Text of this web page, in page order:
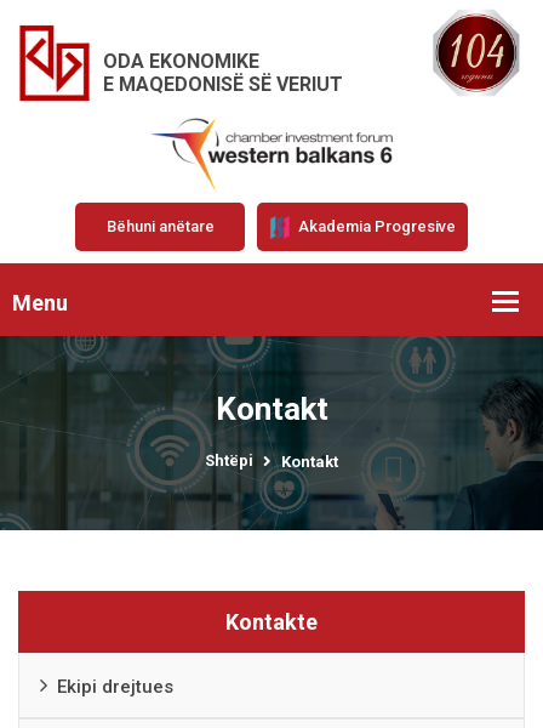
ODA EKONOMIKE
E MAQEDONISË SË VERIUT
Bëhuni anëtare Akademia Progresive
Menu
Kontakt
Shtëpi Kontakt
Kontakte
Ekipi drejtues